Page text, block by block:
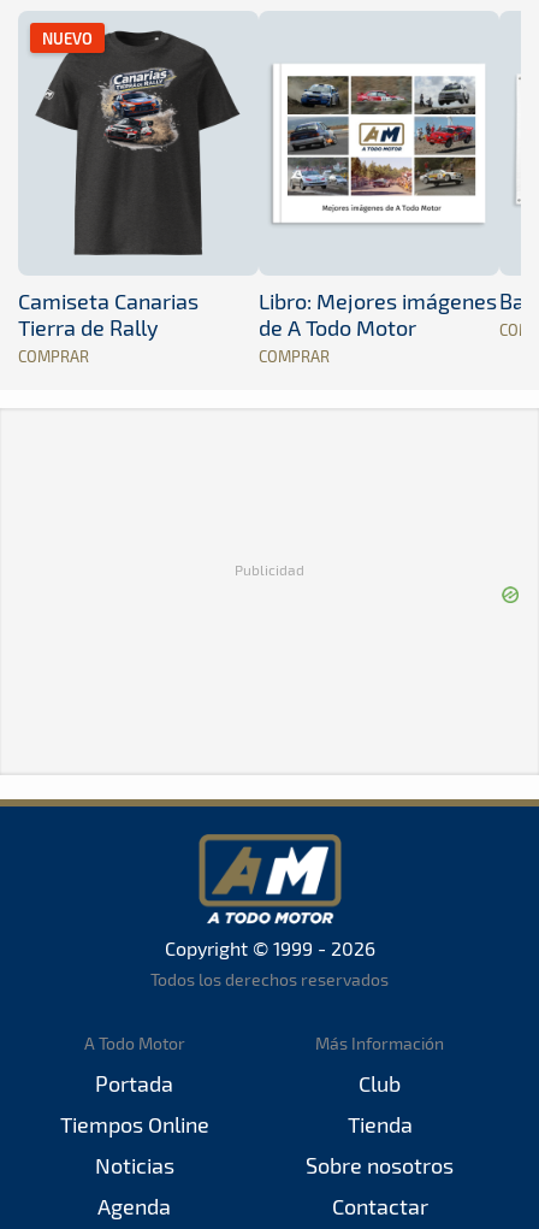
NUEVO
Camiseta Canarias
Tierra de Rally
COMPRAR
Libro: Mejores imágenes
de A Todo Motor
COMPRAR
Publicidad
Copyright © 1999 - 2026
Todos los derechos reservados
A Todo Motor
Portada
Tiempos Online
Noticias
Agenda
Más Información
Club
Tienda
Sobre nosotros
Contactar